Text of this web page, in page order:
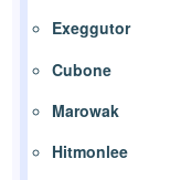
Exeggutor
Cubone
Marowak
Hitmonlee